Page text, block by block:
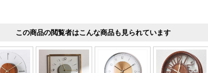
この商品の閲覧者はこんな商品も見られています